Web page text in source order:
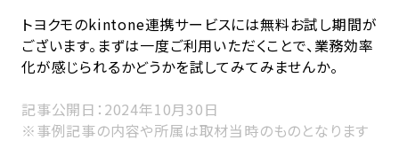
トヨクモのkintone連携サービスには無料お試し期間が
ございます。まずは一度ご利用いただくことで、業務効率
化が感じられるかどうかを試してみてみませんか。
記事公開日：2024年10月30日
※事例記事の内容や所属は取材当時のものとなります